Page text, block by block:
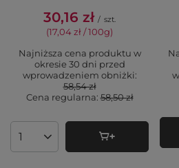
30,16 zł / szt.
(17,04 zł / 100g)
Najniższa cena produktu w
okresie 30 dni przed
wprowadzeniem obniżki:
58,54 zł
Cena regularna:58,50 zł
Ilość produktów